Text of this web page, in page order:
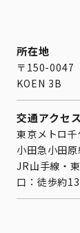
所在地
〒150-0047
KOEN 3B
交通アクセス
東京メトロ
小田急小田
JR山手線・
口：徒歩約